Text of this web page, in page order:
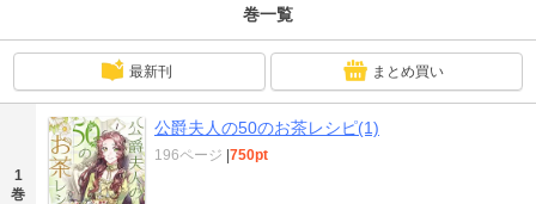
巻一覧
最新刊 まとめ買い
1
巻
公爵夫人の50のお茶レシピ(1)
196ページ |750pt